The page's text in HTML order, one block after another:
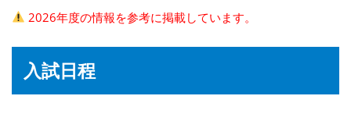
2026年度の情報を参考に掲載しています。
入試日程